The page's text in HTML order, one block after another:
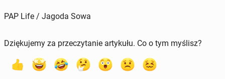
PAP Life / Jagoda Sowa
Dziękujemy za przeczytanie artykułu. Co o tym myślisz?